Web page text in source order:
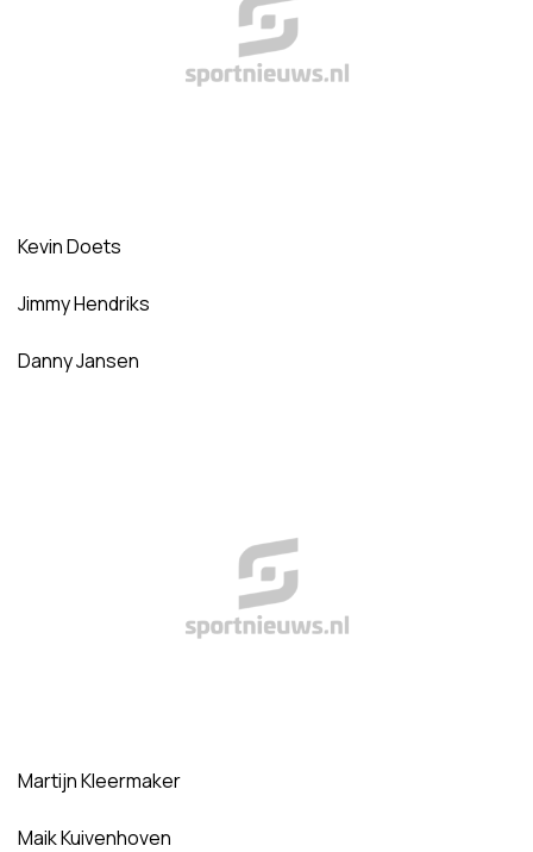
Kevin Doets
Jimmy Hendriks
Danny Jansen
Martijn Kleermaker
Maik Kuivenhoven